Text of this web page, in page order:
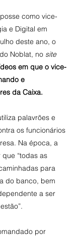
como vice-
e Digital em
deste ano, o
Noblat, no site
em que o vice-
e
da Caixa.
palavrões e
os funcionários
Na época, a
“todas as
para
do banco, bem
a ser
por